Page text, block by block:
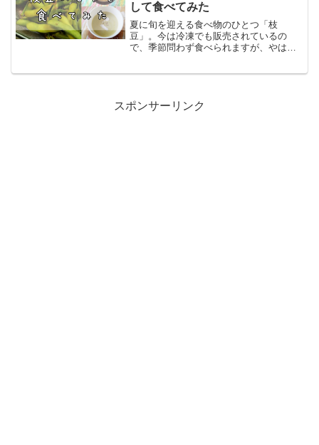
して食べてみた
夏に旬を迎える食べ物のひとつ「枝
豆」。今は冷凍でも販売されているの
で、季節問わず食べられますが、やはり
スポンサーリンク